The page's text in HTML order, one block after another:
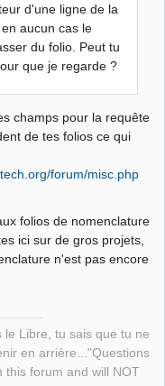
d'une ligne de la
aucun cas le
du folio. Peut tu
que je regarde ?
champs pour la requête
de tes folios ce qui
forum/misc.php
folios de nomenclature
ici sur de gros projets,
n'est pas encore
Libre, tu sais que tu ne
en arrière..."Questions
this forum and will NOT